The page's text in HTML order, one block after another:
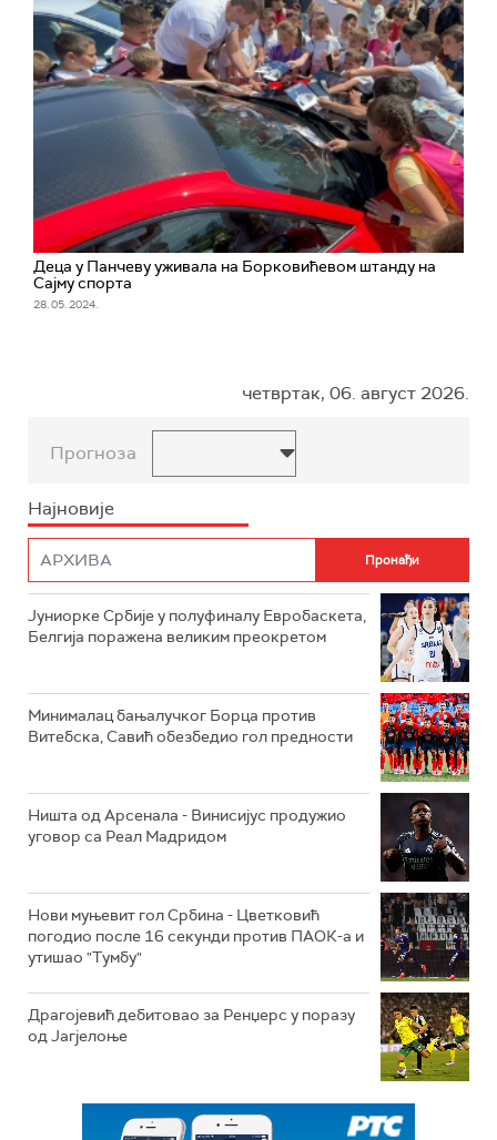
Деца у Панчеву уживала на Борковићевом штанду на
Сајму спорта
28. 05. 2024.
четвртак, 06. август 2026.
Прогноза
Најновије
Јуниорке Србије у полуфиналу Евробаскета,
Белгија поражена великим преокретом
Минималац бањалучког Борца против
Витебска, Савић обезбедио гол предности
Ништа од Арсенала - Винисијус продужио
уговор са Реал Мадридом
Нови муњевит гол Србина - Цветковић
погодио после 16 секунди против ПАОК-а и
утишао "Тумбу"
Драгојевић дебитовао за Ренџерс у поразу
од Јагјелоње